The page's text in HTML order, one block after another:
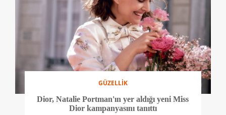
GÜZELLİK
Dior, Natalie Portman'ın yer aldığı yeni Miss
Dior kampanyasını tanıttı